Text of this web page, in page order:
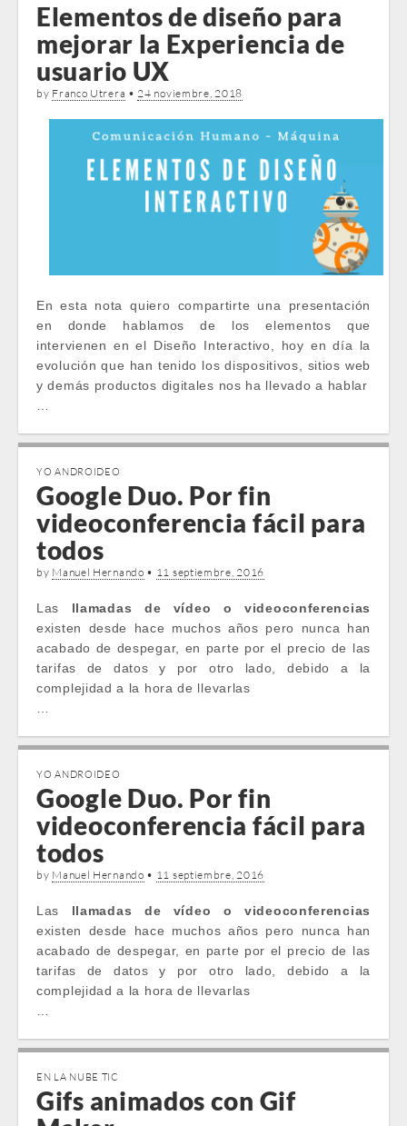
Elementos de diseño para
mejorar la Experiencia de
usuario UX
by Franco Utrera • 24 noviembre, 2018
En esta nota quiero compartirte una presentación
en donde hablamos de los elementos que
intervienen en el Diseño Interactivo, hoy en día la
evolución que han tenido los dispositivos, sitios web
y demás productos digitales nos ha llevado a hablar
YO ANDROIDEO
Google Duo. Por fin
videoconferencia fácil para
todos
by Manuel Hernando • 11 septiembre, 2016
Las llamadas de vídeo o videoconferencias
existen desde hace muchos años pero nunca han
acabado de despegar, en parte por el precio de las
tarifas de datos y por otro lado, debido a la
complejidad a la hora de llevarlas
YO ANDROIDEO
Google Duo. Por fin
videoconferencia fácil para
todos
by Manuel Hernando • 11 septiembre, 2016
Las llamadas de vídeo o videoconferencias
existen desde hace muchos años pero nunca han
acabado de despegar, en parte por el precio de las
tarifas de datos y por otro lado, debido a la
complejidad a la hora de llevarlas
EN LA NUBE TIC
Gifs animados con Gif